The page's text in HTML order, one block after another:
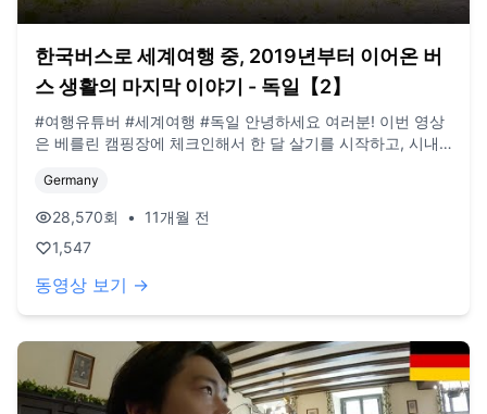
한국버스로 세계여행 중, 2019년부터 이어온 버
스 생활의 마지막 이야기 - 독일【2】
#여행유튜버 #세계여행 #독일 안녕하세요 여러분! 이번 영상
은 베를린 캠핑장에 체크인해서 한 달 살기를 시작하고, 시내
참 오래 걸린 것 같네요. 2019년부터 이어온 버스살이 이야기
도 이제 영상으로 거의 마무리 단계라 아쉬운 마음이 큽니다.
아시는 분들은 이미 알고 계실 수도 있는데, 베를린 편 이후에
는 한국에 돌아와서의 일상과 근황들을 공유드릴 예정이에요.
다. 늘 봐주셔서 감사합니다! (현재 업로드 되는 영상은 작년
여름 영상임을 양해 부탁드립니다) **구독, 댓글, 좋아요도 모
두 감사드립니다! / 2022년 3월부터 노란버스를 타고 세계여
행 중입니다. 유튜브 '지금게르'는 다양한 장소, 형태의 집을 이
동하면서 사는 저희의 일상을 공유하는 공간입니다. e-mail.
jigeumgernail@gmail.com / BGM. artlist.io
Germany
28,570회 •
11개월 전
1,547
동영상 보기 →